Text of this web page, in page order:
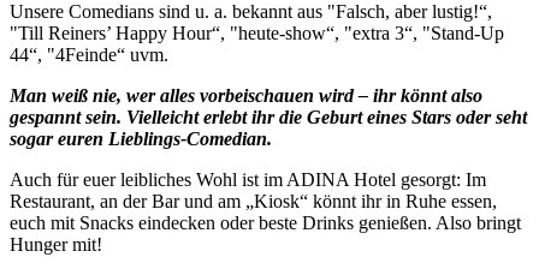
Unsere Comedians sind u. a. bekannt aus "Falsch, aber lustig!“,
"Till Reiners’ Happy Hour“, "heute-show“, "extra 3“, "Stand-Up
44“, "4Feinde“ uvm.
Man weiß nie, wer alles vorbeischauen wird – ihr könnt also
gespannt sein. Vielleicht erlebt ihr die Geburt eines Stars oder seht
sogar euren Lieblings-Comedian.
Auch für euer leibliches Wohl ist im ADINA Hotel gesorgt: Im
Restaurant, an der Bar und am „Kiosk“ könnt ihr in Ruhe essen,
euch mit Snacks eindecken oder beste Drinks genießen. Also bringt
Hunger mit!